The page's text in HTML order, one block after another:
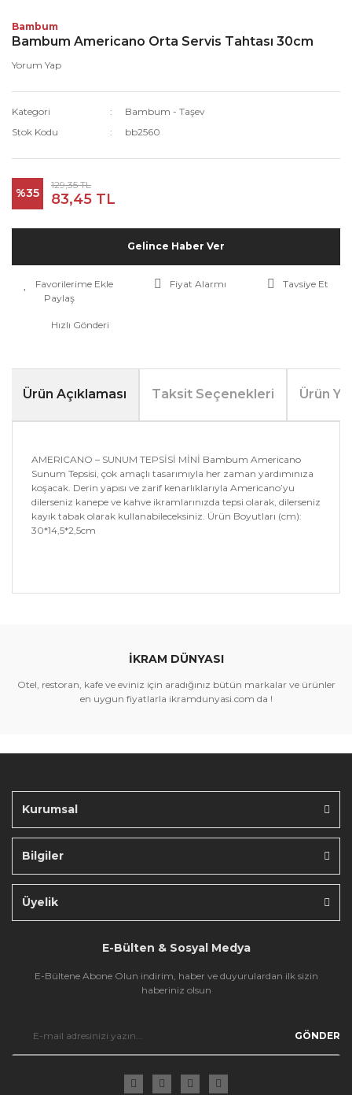
Bambum
Bambum Americano Orta Servis Tahtası 30cm
Yorum Yap
Kategori
Bambum - Taşev
Stok Kodu
bb2560
%35
129,35 TL
83,45 TL
Gelince Haber Ver
Fiyat Alarmı
Tavsiye Et
Paylaş
Hızlı Gönderi
Ürün Açıklaması Taksit Seçenekleri Ürün
AMERICANO – SUNUM TEPSİSİ MİNİ Bambum Americano
Sunum Tepsisi, çok amaçlı tasarımıyla her zaman yardımınıza
koşacak. Derin yapısı ve zarif kenarlıklarıyla Americano’yu
dilerseniz kanepe ve kahve ikramlarınızda tepsi olarak, dilerseniz
kayık tabak olarak kullanabileceksiniz. Ürün Boyutları (cm):
30*14,5*2,5cm
Yorum Yaz
Bu ürünün fiyat bilgisi, resim, ürün açıklamalarında ve
Ürün açıklamasında eksik bilgiler bulunuyor.
İKRAM DÜNYASI
Otel, restoran, kafe ve eviniz için aradığınız bütün markalar ve ürünler
en uygun fiyatlarla ikramdunyasi.com da !
Kurumsal
Bilgiler
Üyelik
E-Bülten & Sosyal Medya
E-Bültene Abone Olun indirim, haber ve duyurulardan ilk sizin
haberiniz olsun
GÖNDER